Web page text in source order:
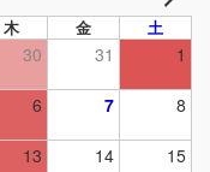
木 金 土
30 31 1
6 7 8
13 14 15